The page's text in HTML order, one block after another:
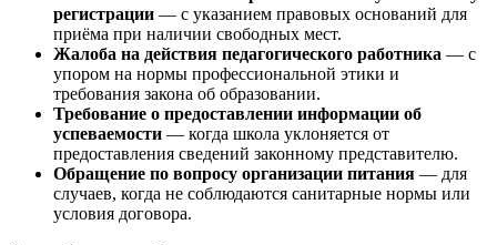
регистрации — с указанием правовых оснований для
приёма при наличии свободных мест.
Жалоба на действия педагогического работника — с
упором на нормы профессиональной этики и
требования закона об образовании.
Требование о предоставлении информации об
успеваемости — когда школа уклоняется от
предоставления сведений законному представителю.
Обращение по вопросу организации питания — для
случаев, когда не соблюдаются санитарные нормы или
условия договора.